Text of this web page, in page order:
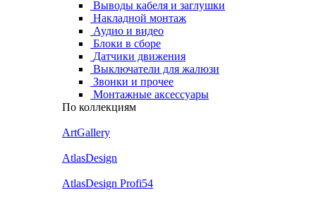
Выводы кабеля и заглушки
Накладной монтаж
Аудио и видео
Блоки в сборе
Датчики движения
Выключатели для жалюзи
Звонки и прочее
Монтажные аксессуары
По коллекциям
ArtGallery
AtlasDesign
AtlasDesign Profi54